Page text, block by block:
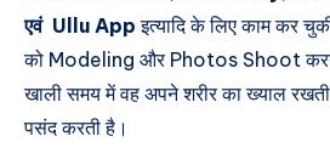
एवं Ullu App इत्यादि के लिए काम कर
को Modeling और Photos Shoot
खाली समय में वह अपने शरीर का ख्याल
पसंद करती है।